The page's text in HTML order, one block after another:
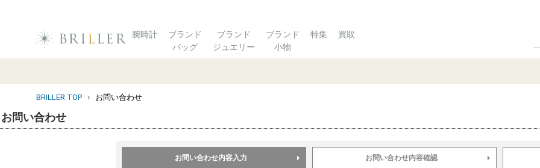
腕時計
ブランド
バッグ
ブランド
ジュエリー
ブランド
小物
特集 買取
BRILLER TOP お問い合わせ
お問い合わせ
お問い合わせ内容入力 お問い合わせ内容確認